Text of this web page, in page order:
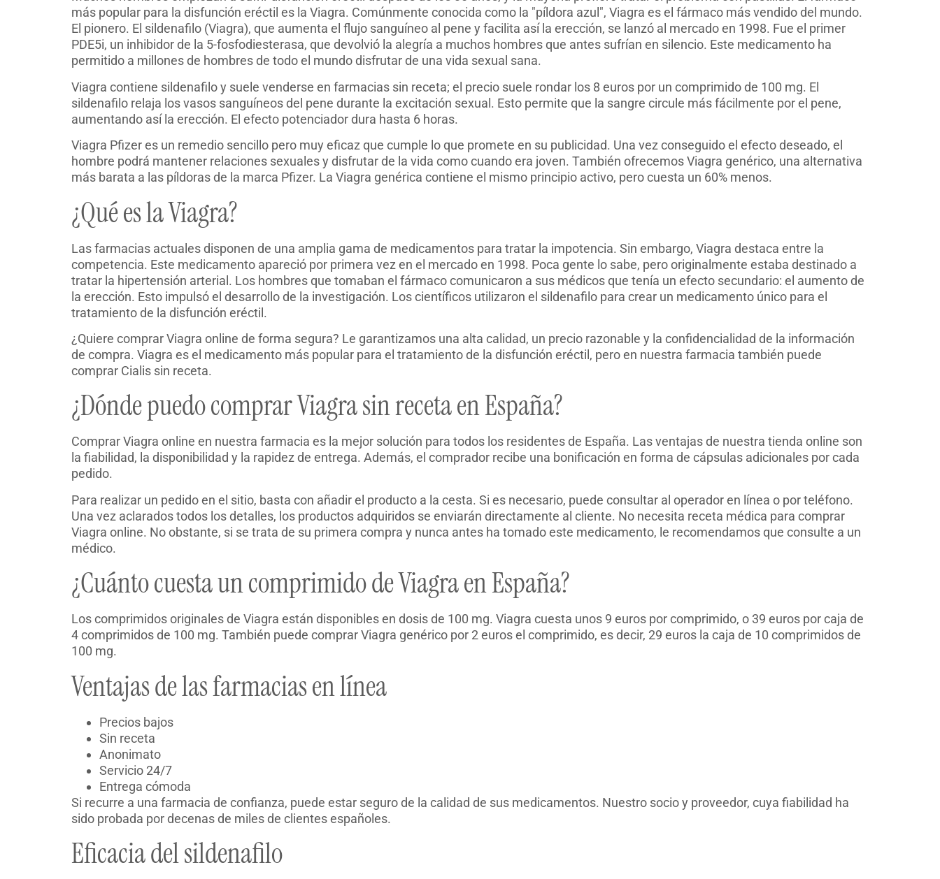
más popular para la disfunción eréctil es la Viagra. Comúnmente conocida como la "píldora azul", Viagra es el fármaco más vendido del mundo.
El pionero. El sildenafilo (Viagra), que aumenta el flujo sanguíneo al pene y facilita así la erección, se lanzó al mercado en 1998. Fue el primer
PDE5i, un inhibidor de la 5-fosfodiesterasa, que devolvió la alegría a muchos hombres que antes sufrían en silencio. Este medicamento ha
permitido a millones de hombres de todo el mundo disfrutar de una vida sexual sana.
Viagra contiene sildenafilo y suele venderse en farmacias sin receta; el precio suele rondar los 8 euros por un comprimido de 100 mg. El
sildenafilo relaja los vasos sanguíneos del pene durante la excitación sexual. Esto permite que la sangre circule más fácilmente por el pene,
aumentando así la erección. El efecto potenciador dura hasta 6 horas.
Viagra Pfizer es un remedio sencillo pero muy eficaz que cumple lo que promete en su publicidad. Una vez conseguido el efecto deseado, el
hombre podrá mantener relaciones sexuales y disfrutar de la vida como cuando era joven. También ofrecemos Viagra genérico, una alternativa
más barata a las píldoras de la marca Pfizer. La Viagra genérica contiene el mismo principio activo, pero cuesta un 60% menos.
¿Qué es la Viagra?
Las farmacias actuales disponen de una amplia gama de medicamentos para tratar la impotencia. Sin embargo, Viagra destaca entre la
competencia. Este medicamento apareció por primera vez en el mercado en 1998. Poca gente lo sabe, pero originalmente estaba destinado a
tratar la hipertensión arterial. Los hombres que tomaban el fármaco comunicaron a sus médicos que tenía un efecto secundario: el aumento de
la erección. Esto impulsó el desarrollo de la investigación. Los científicos utilizaron el sildenafilo para crear un medicamento único para el
tratamiento de la disfunción eréctil.
¿Quiere comprar Viagra online de forma segura? Le garantizamos una alta calidad, un precio razonable y la confidencialidad de la información
de compra. Viagra es el medicamento más popular para el tratamiento de la disfunción eréctil, pero en nuestra farmacia también puede
comprar Cialis sin receta.
¿Dónde puedo comprar Viagra sin receta en España?
Comprar Viagra online en nuestra farmacia es la mejor solución para todos los residentes de España. Las ventajas de nuestra tienda online son
la fiabilidad, la disponibilidad y la rapidez de entrega. Además, el comprador recibe una bonificación en forma de cápsulas adicionales por cada
pedido.
Para realizar un pedido en el sitio, basta con añadir el producto a la cesta. Si es necesario, puede consultar al operador en línea o por teléfono.
Una vez aclarados todos los detalles, los productos adquiridos se enviarán directamente al cliente. No necesita receta médica para comprar
Viagra online. No obstante, si se trata de su primera compra y nunca antes ha tomado este medicamento, le recomendamos que consulte a un
médico.
¿Cuánto cuesta un comprimido de Viagra en España?
Los comprimidos originales de Viagra están disponibles en dosis de 100 mg. Viagra cuesta unos 9 euros por comprimido, o 39 euros por caja de
4 comprimidos de 100 mg. También puede comprar Viagra genérico por 2 euros el comprimido, es decir, 29 euros la caja de 10 comprimidos de
100 mg.
Ventajas de las farmacias en línea
Precios bajos
Sin receta
Anonimato
Servicio 24/7
Entrega cómoda
Si recurre a una farmacia de confianza, puede estar seguro de la calidad de sus medicamentos. Nuestro socio y proveedor, cuya fiabilidad ha
sido probada por decenas de miles de clientes españoles.
Eficacia del sildenafilo